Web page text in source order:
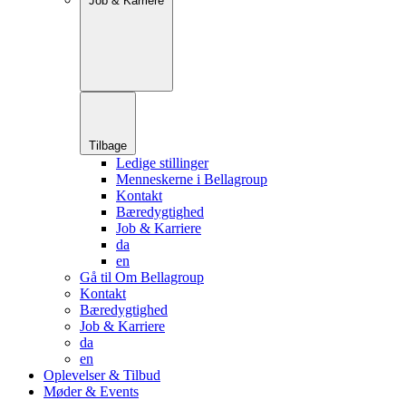
Tilbage
Ledige stillinger
Menneskerne i Bellagroup
Kontakt
Bæredygtighed
Job & Karriere
da
en
Gå til Om Bellagroup
Kontakt
Bæredygtighed
Job & Karriere
da
en
Oplevelser & Tilbud
Møder & Events